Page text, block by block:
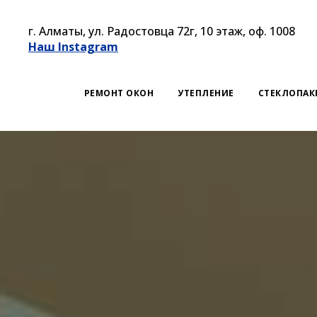
г. Алматы, ул. Радостовца 72г, 10 этаж, оф. 1008
Наш Instagram
РЕМОНТ ОКОН УТЕПЛЕНИЕ